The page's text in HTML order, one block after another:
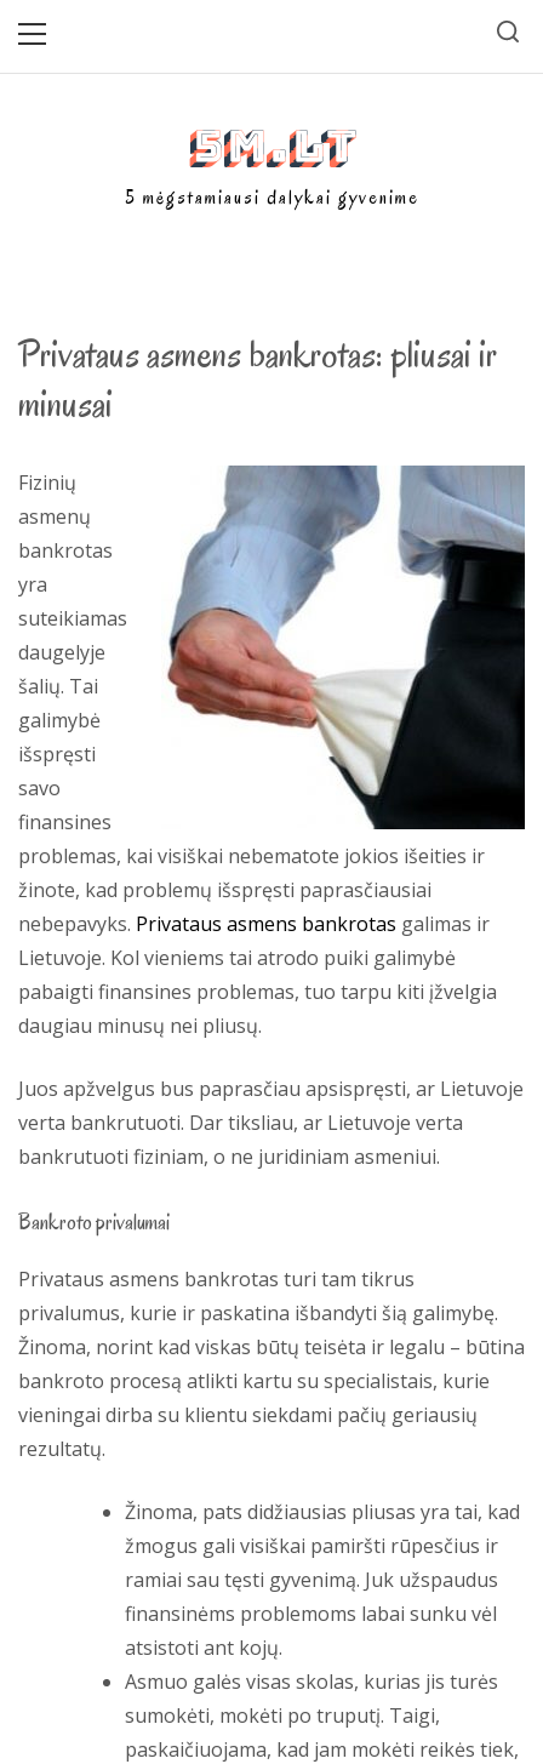
5m.lt
5 mėgstamiausi dalykai gyvenime
Privataus asmens bankrotas: pliusai ir
minusai
Fizinių
asmenų
bankrotas
yra
suteikiamas
daugelyje
šalių. Tai
galimybė
išspręsti
savo
finansines
problemas, kai visiškai nebematote jokios išeities ir
žinote, kad problemų išspręsti paprasčiausiai
nebepavyks. Privataus asmens bankrotas galimas ir
Lietuvoje. Kol vieniems tai atrodo puiki galimybė
pabaigti finansines problemas, tuo tarpu kiti įžvelgia
daugiau minusų nei pliusų.
Juos apžvelgus bus paprasčiau apsispręsti, ar Lietuvoje
verta bankrutuoti. Dar tiksliau, ar Lietuvoje verta
bankrutuoti fiziniam, o ne juridiniam asmeniui.
Bankroto privalumai
Privataus asmens bankrotas turi tam tikrus
privalumus, kurie ir paskatina išbandyti šią galimybę.
Žinoma, norint kad viskas būtų teisėta ir legalu – būtina
bankroto procesą atlikti kartu su specialistais, kurie
vieningai dirba su klientu siekdami pačių geriausių
rezultatų.
Žinoma, pats didžiausias pliusas yra tai, kad
žmogus gali visiškai pamiršti rūpesčius ir
ramiai sau tęsti gyvenimą. Juk užspaudus
finansinėms problemoms labai sunku vėl
atsistoti ant kojų.
Asmuo galės visas skolas, kurias jis turės
sumokėti, mokėti po truputį. Taigi,
paskaičiuojama, kad jam mokėti reikės tiek,